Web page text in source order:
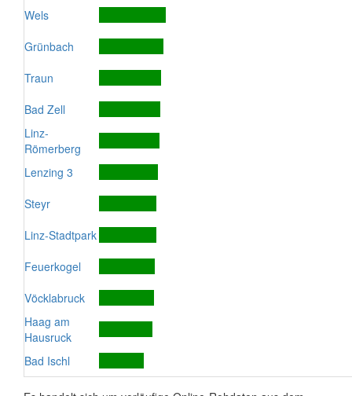
Wels
Grünbach
Traun
Bad Zell
Linz-
Römerberg
Lenzing 3
Steyr
Linz-Stadtpark
Feuerkogel
Vöcklabruck
Haag am
Hausruck
Bad Ischl